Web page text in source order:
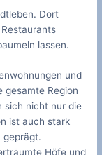
Dort
lassen.
und
gesamte Region
sich nicht nur die
ist auch stark
geprägt.
Höfe und